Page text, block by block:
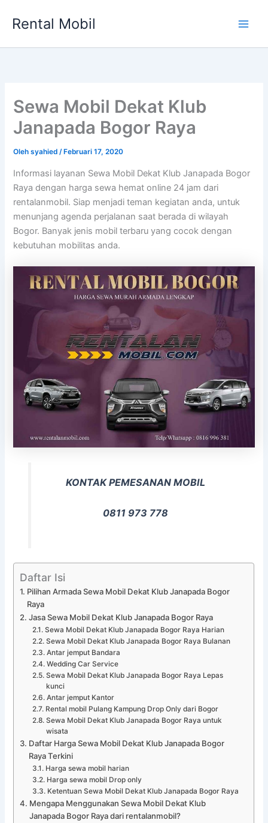
Rental Mobil
Sewa Mobil Dekat Klub
Janapada Bogor Raya
Olehsyahied/ Februari 17, 2020
Informasi layanan Sewa Mobil Dekat Klub Janapada Bogor
Raya dengan harga sewa hemat online 24 jam dari
rentalanmobil. Siap menjadi teman kegiatan anda, untuk
menunjang agenda perjalanan saat berada di wilayah
Bogor. Banyak jenis mobil terbaru yang cocok dengan
kebutuhan mobilitas anda.
KONTAK PEMESANAN MOBIL
0811 973 778
Daftar Isi
Pilihan Armada Sewa Mobil Dekat Klub Janapada Bogor
Raya
Jasa Sewa Mobil Dekat Klub Janapada Bogor Raya
Sewa Mobil Dekat Klub Janapada Bogor Raya Harian
Sewa Mobil Dekat Klub Janapada Bogor Raya Bulanan
Antar jemput Bandara
Wedding Car Service
Sewa Mobil Dekat Klub Janapada Bogor Raya Lepas
kunci
Antar jemput Kantor
Rental mobil Pulang Kampung Drop Only dari Bogor
Sewa Mobil Dekat Klub Janapada Bogor Raya untuk
wisata
Daftar Harga Sewa Mobil Dekat Klub Janapada Bogor
Raya Terkini
Harga sewa mobil harian
Harga sewa mobil Drop only
Ketentuan Sewa Mobil Dekat Klub Janapada Bogor Raya
Mengapa Menggunakan Sewa Mobil Dekat Klub
Janapada Bogor Raya dari rentalanmobil?